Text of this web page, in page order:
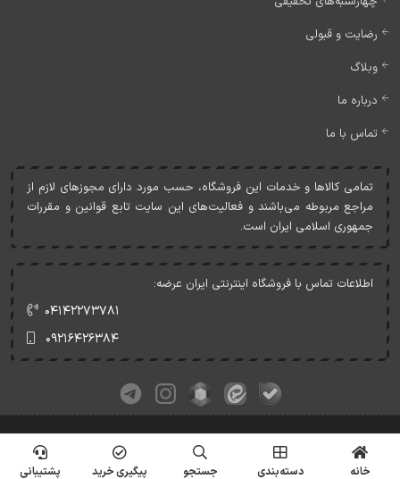
رضایت و قبولی
وبلاگ
درباره ما
تماس با ما
تمامی کالاها و خدمات اين فروشگاه، حسب مورد دارای مجوزهای لازم از
مراجع مربوطه می‌باشند و فعاليت‌های اين سايت تابع قوانين و مقررات
جمهوری اسلامی ايران است.
اطلاعات تماس با فروشگاه اینترنتی ایران عرضه:
۰۴۱۴۲۲۷۳۷۸۱
۰۹۲۱۶۴۲۶۳۸۴
کلیه حقوق این وبسایت متعلق به ایران عرضه می‌باشد.
© Copyrights - IranArze.ir - 1405
خانه دسته‌بندی جستجو پیگیری خرید پشتیبانی